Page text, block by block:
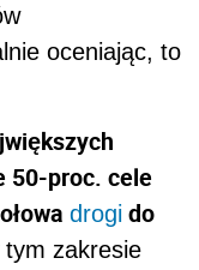
oceniając, to
50-proc. cele
drogi do
tym zakresie